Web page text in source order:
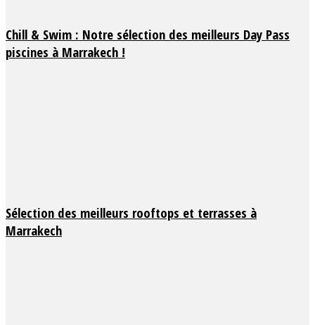
Chill & Swim : Notre sélection des meilleurs Day Pass
piscines à Marrakech !
Sélection des meilleurs rooftops et terrasses à
Marrakech